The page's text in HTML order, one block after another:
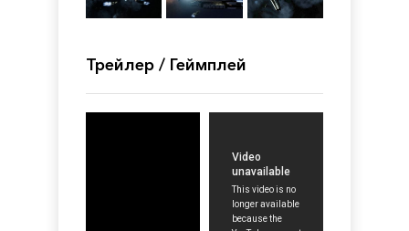
Трейлер / Геймплей